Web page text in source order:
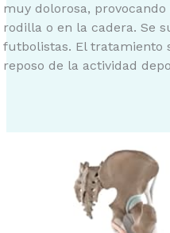
muy dolorosa,
rodilla o en la cadera. Se
futbolistas. El tratamiento
reposo de la actividad